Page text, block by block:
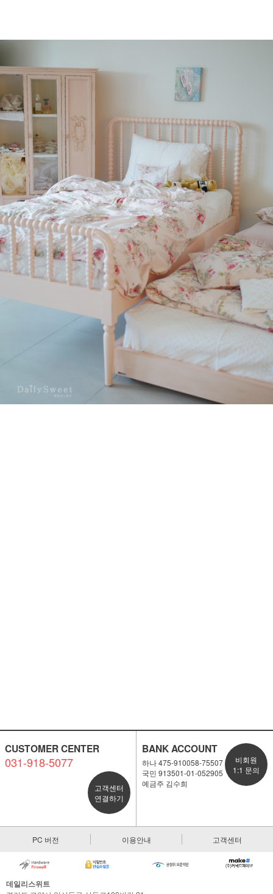
CUSTOMER CENTER
031-918-5077
고객센터
연결하기
BANK ACCOUNT
하나 475-910058-75507
국민 913501-01-052905
예금주 김수희
비회원
1:1 문의
PC 버전 이용안내 고객센터
데일리스위트